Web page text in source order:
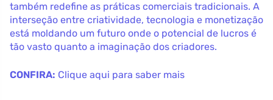
também redefine as práticas comerciais tradicionais. A
interseção entre criatividade, tecnologia e monetização
está moldando um futuro onde o potencial de lucros é
tão vasto quanto a imaginação dos criadores.
CONFIRA: Clique aqui para saber mais